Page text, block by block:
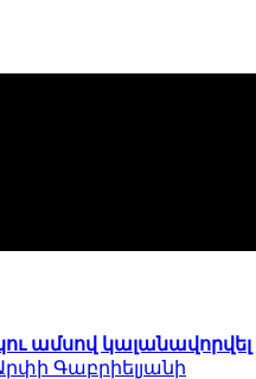
ամսով կալանավորվել
Գաբրիելյանի